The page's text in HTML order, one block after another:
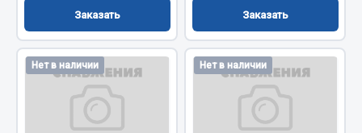
Весь раздел
Заказать Заказать
Нет в наличии Нет в наличии